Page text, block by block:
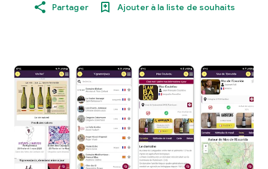
Partager Ajouter à la liste de souhaits